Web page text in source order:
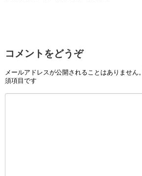
コメントをどうぞ
メールアドレスが公開されることはありません。
須項目です